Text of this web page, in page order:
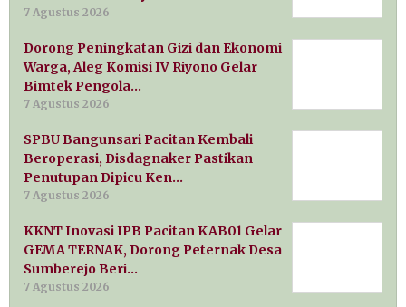
7 Agustus 2026
Dorong Peningkatan Gizi dan Ekonomi
Warga, Aleg Komisi IV Riyono Gelar
Bimtek Pengola…
7 Agustus 2026
SPBU Bangunsari Pacitan Kembali
Beroperasi, Disdagnaker Pastikan
Penutupan Dipicu Ken…
7 Agustus 2026
KKNT Inovasi IPB Pacitan KAB01 Gelar
GEMA TERNAK, Dorong Peternak Desa
Sumberejo Beri…
7 Agustus 2026